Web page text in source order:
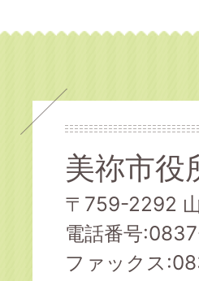
美祢市役
〒759-2292
電話番号
ファックス